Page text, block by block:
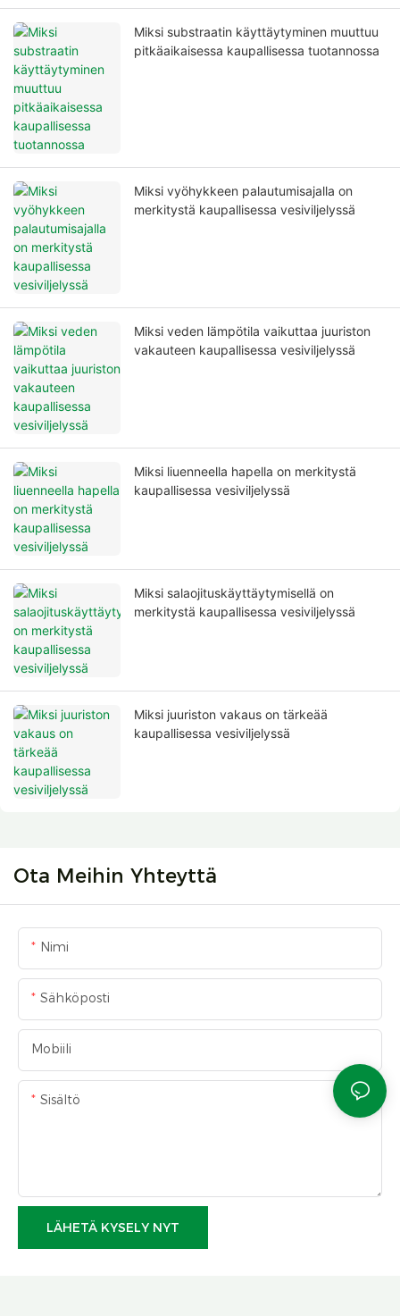
Miksi substraatin käyttäytyminen muuttuu
pitkäaikaisessa kaupallisessa tuotannossa
Miksi vyöhykkeen palautumisajalla on
merkitystä kaupallisessa vesiviljelyssä
Miksi veden lämpötila vaikuttaa juuriston
vakauteen kaupallisessa vesiviljelyssä
Miksi liuenneella hapella on merkitystä
kaupallisessa vesiviljelyssä
Miksi salaojituskäyttäytymisellä on
merkitystä kaupallisessa vesiviljelyssä
Miksi juuriston vakaus on tärkeää
kaupallisessa vesiviljelyssä
Ota Meihin Yhteyttä
Nimi
Sähköposti
Mobiili
Sisältö
LÄHETÄ KYSELY NYT